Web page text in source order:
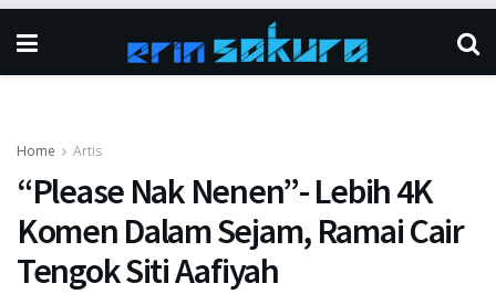
Home Artis
“Please Nak Nenen”- Lebih 4K
Komen Dalam Sejam, Ramai Cair
Tengok Siti Aafiyah